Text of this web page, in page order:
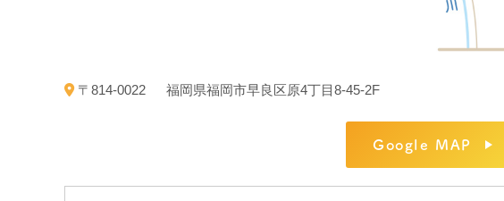
〒814-0022 福岡県福岡市早良区原4丁目8-45-2F
Google MAP